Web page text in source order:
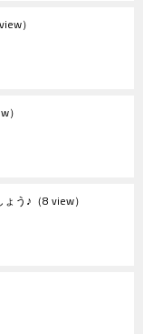
）
）
う♪ （8 view）